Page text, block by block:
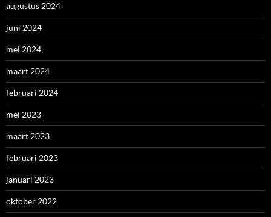
augustus 2024
juni 2024
mei 2024
maart 2024
februari 2024
mei 2023
maart 2023
februari 2023
januari 2023
oktober 2022